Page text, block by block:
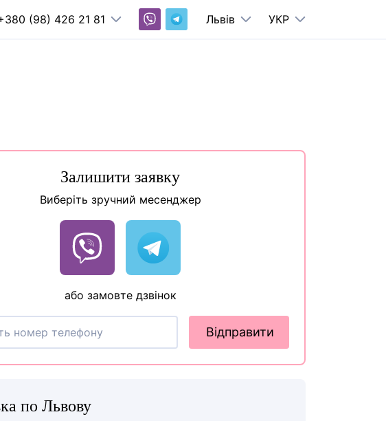
(98) 426 21 81 Львів УКР
Залишити заявку
Виберіть зручний месенджер
або замовте дзвінок
Відправити
по Львову